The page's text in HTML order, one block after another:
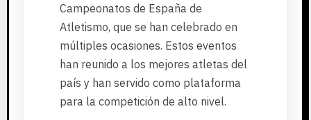
Campeonatos de España de
Atletismo, que se han celebrado en
múltiples ocasiones. Estos eventos
han reunido a los mejores atletas del
país y han servido como plataforma
para la competición de alto nivel.